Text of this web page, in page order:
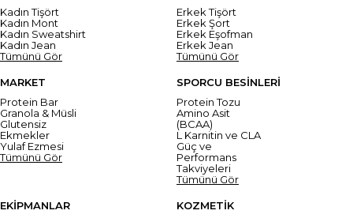
Kadın Tişört
Kadın Mont
Kadın Sweatshirt
Kadın Jean
Tümünü Gör
Erkek Tişört
Erkek Şort
Erkek Eşofman
Erkek Jean
Tümünü Gör
MARKET
Protein Bar
Granola & Müsli
Glutensiz
Ekmekler
Yulaf Ezmesi
Tümünü Gör
SPORCU BESİNLERİ
Protein Tozu
Amino Asit
(BCAA)
L Karnitin ve CLA
Güç ve
Performans
Takviyeleri
Tümünü Gör
EKİPMANLAR
KOZMETİK